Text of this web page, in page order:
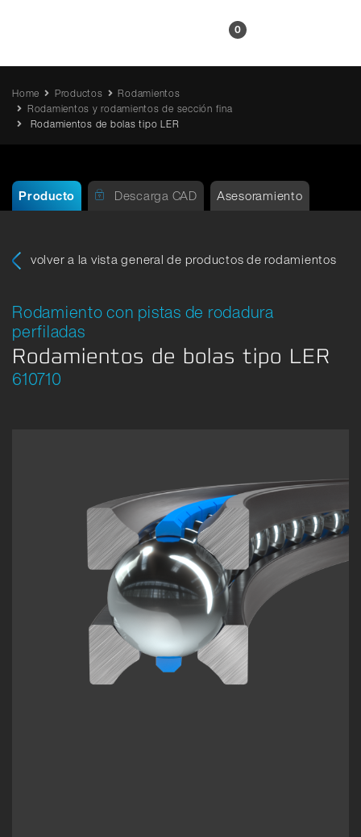
0
Home Productos
Rodamientos
Rodamientos y rodamientos de sección fina
Rodamientos de bolas tipo LER
Producto Descarga CAD Asesoramiento
volver a la vista general de productos de rodamientos
Rodamiento con pistas de rodadura
perfiladas
Rodamientos de bolas tipo LER
610710